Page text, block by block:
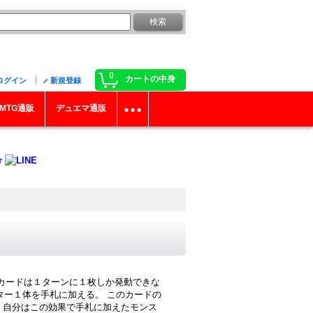
0 カートの中身
グイン 新規登録
MTG通販 デュエマ通販
ードは１ターンに１枚しか発動できな
１体を手札に加える。 このカードの
分はこの効果で手札に加えたモンス